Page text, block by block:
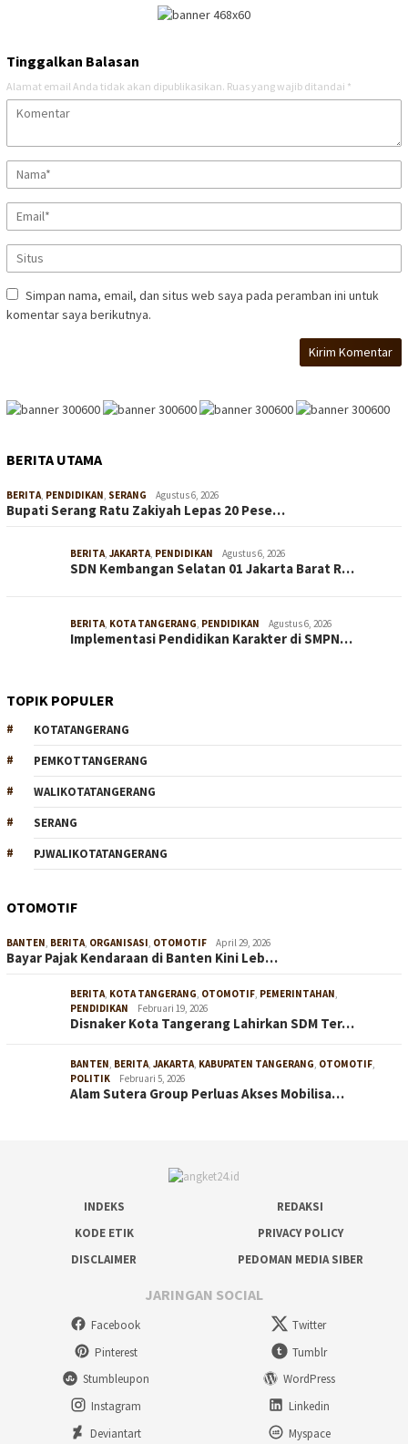
Tinggalkan Balasan
Alamat email Anda tidak akan dipublikasikan. Ruas yang wajib ditandai *
Simpan nama, email, dan situs web saya pada peramban ini untuk
komentar saya berikutnya.
BERITA UTAMA
BERITA, PENDIDIKAN, SERANG Agustus 6, 2026
Bupati Serang Ratu Zakiyah Lepas 20 Pese…
BERITA, JAKARTA, PENDIDIKAN Agustus 6, 2026
SDN Kembangan Selatan 01 Jakarta Barat R…
BERITA, KOTA TANGERANG, PENDIDIKAN Agustus 6, 2026
Implementasi Pendidikan Karakter di SMPN…
TOPIK POPULER
KOTATANGERANG
PEMKOTTANGERANG
WALIKOTATANGERANG
SERANG
PJWALIKOTATANGERANG
OTOMOTIF
BANTEN, BERITA, ORGANISASI, OTOMOTIF April 29, 2026
Bayar Pajak Kendaraan di Banten Kini Leb…
BERITA, KOTA TANGERANG, OTOMOTIF, PEMERINTAHAN,
PENDIDIKAN
Februari 19, 2026
Disnaker Kota Tangerang Lahirkan SDM Ter…
BANTEN, BERITA, JAKARTA, KABUPATEN TANGERANG, OTOMOTIF,
POLITIK
Februari 5, 2026
Alam Sutera Group Perluas Akses Mobilisa…
INDEKS
REDAKSI
KODE ETIK
PRIVACY POLICY
DISCLAIMER
PEDOMAN MEDIA SIBER
JARINGAN SOCIAL
Facebook
Twitter
Pinterest
Tumblr
Stumbleupon
WordPress
Instagram
Linkedin
Deviantart
Myspace